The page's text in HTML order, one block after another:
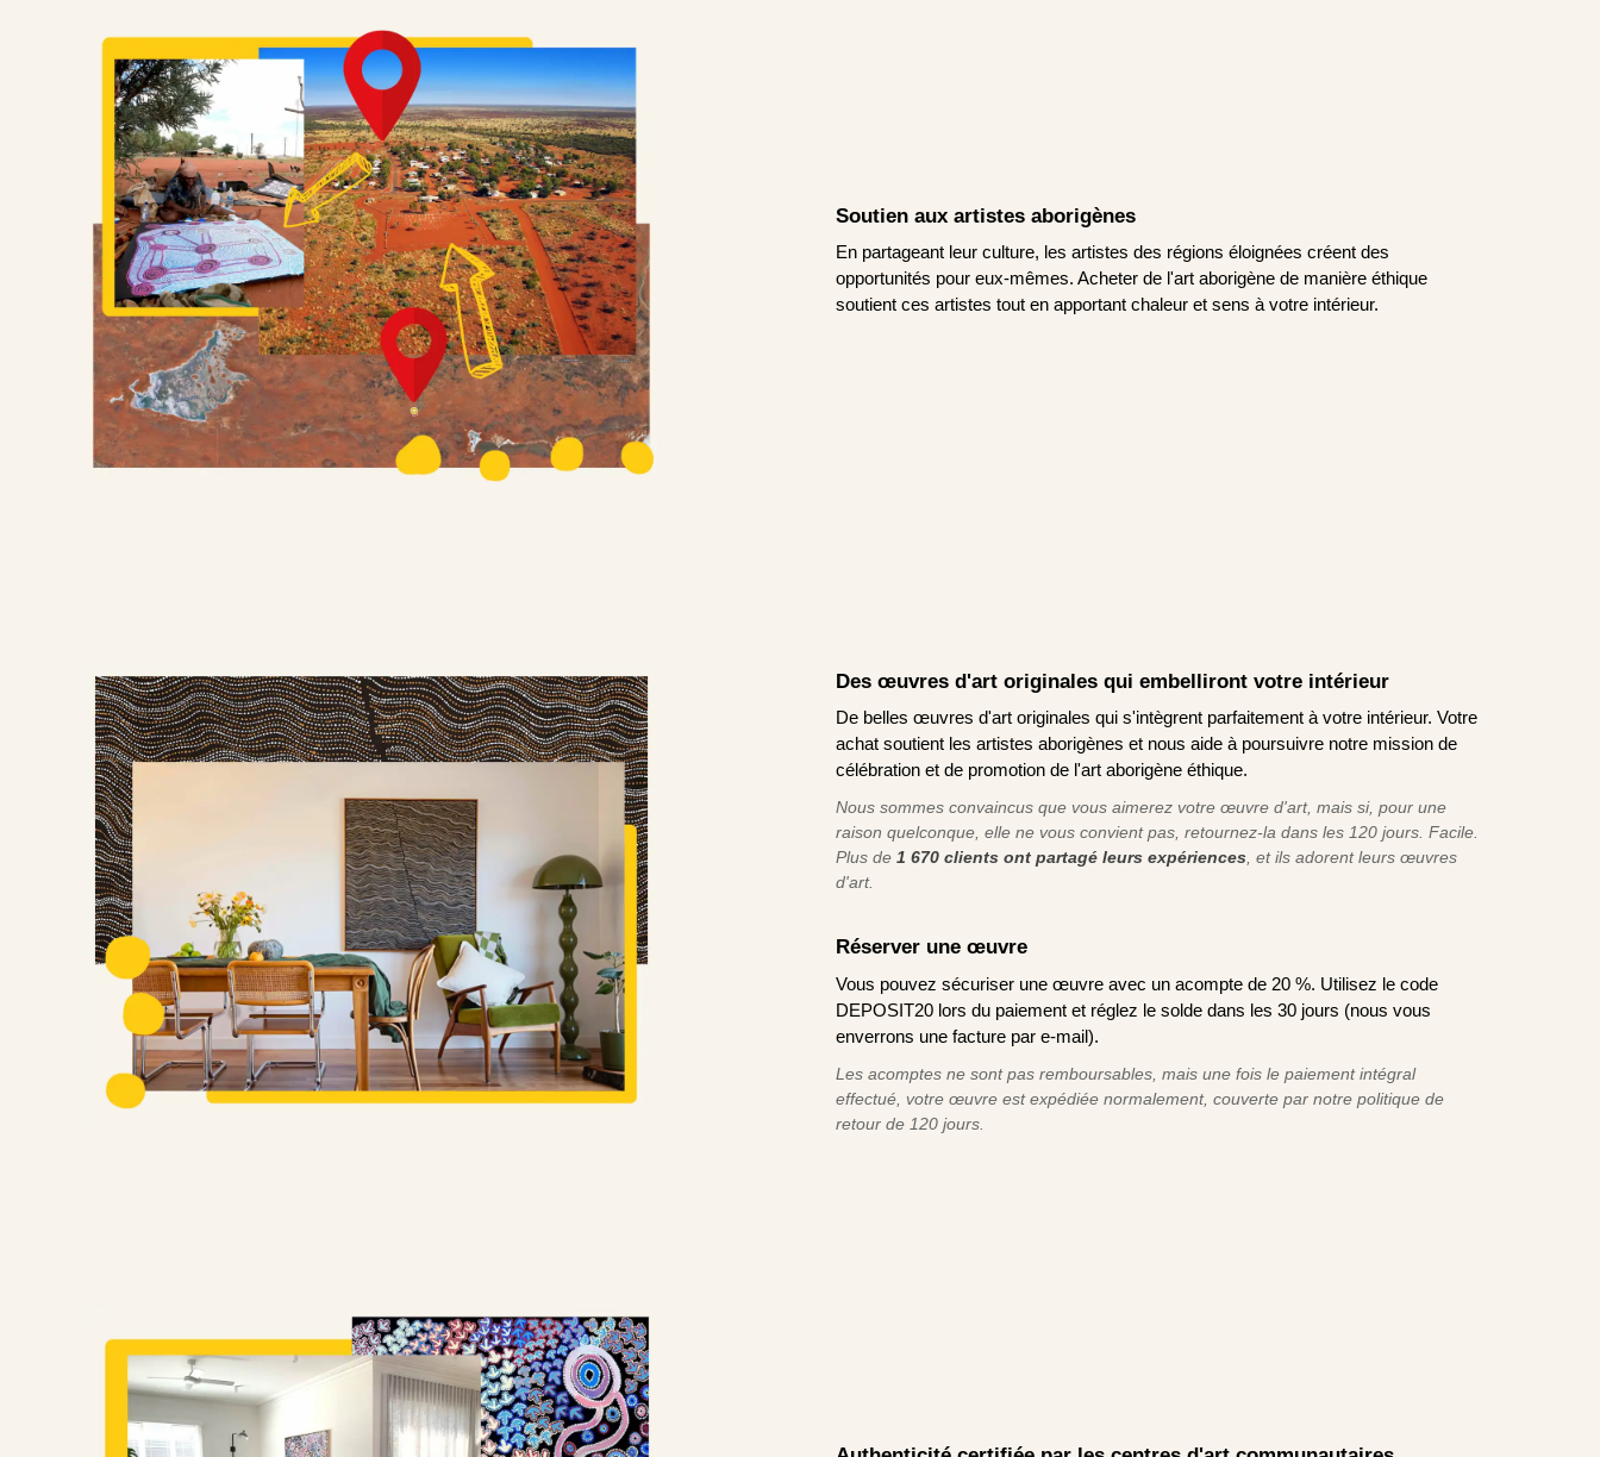
Soutien aux artistes aborigènes
En partageant leur culture, les artistes des régions éloignées créent des
opportunités pour eux-mêmes. Acheter de l'art aborigène de manière éthique
soutient ces artistes tout en apportant chaleur et sens à votre intérieur.
Des œuvres d'art originales qui embelliront votre intérieur
De belles œuvres d'art originales qui s'intègrent parfaitement à votre intérieur. Votre
achat soutient les artistes aborigènes et nous aide à poursuivre notre mission de
célébration et de promotion de l'art aborigène éthique.
Nous sommes convaincus que vous aimerez votre œuvre d'art, mais si, pour une
raison quelconque, elle ne vous convient pas, retournez-la dans les 120 jours. Facile.
Plus de 1 670 clients ont partagé leurs expériences, et ils adorent leurs œuvres
d'art.
Réserver une œuvre
Vous pouvez sécuriser une œuvre avec un acompte de 20 %. Utilisez le code
DEPOSIT20 lors du paiement et réglez le solde dans les 30 jours (nous vous
enverrons une facture par e-mail).
Les acomptes ne sont pas remboursables, mais une fois le paiement intégral
effectué, votre œuvre est expédiée normalement, couverte par notre politique de
retour de 120 jours.